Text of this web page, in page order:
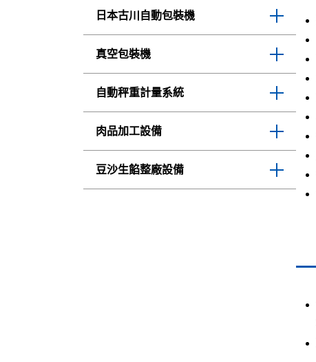
VP-M7 高溫液體&黏稠液體自動充填封
口包裝機
口包裝機
VP-M10 高溫液體&黏稠液體自動充填
封口包裝機
VP-S6 高溫液體&黏稠液體自動充填封
口包裝機
VP-M5/VP-M5PE 直立式自動製袋-充填-
日本古川自動包裝機
FF-220NIII 日本古川自動取袋-充填-封
口包裝機
包裝機
FF-160WN 日本古川自動取袋-充填-封
口包裝機
FVF-275 日本古川自動取袋-充填-真空
包裝機
真空包裝機
TOP-400 單槽真空包裝機(輕巧落地型)
TOP-820/TOP-880 單槽式真空包裝機
TOP-2820/TOP-2880 雙槽雙蓋式真空包
自動秤重計量系統
TOP-8-230-14W 自動計量-充填-封口包
裝機 (14秤式)
機
AWS1000/AWS3000 自動秤重計量系統
肉品加工設備
VEMAG HP10L 連續式真空充填機
豆沙生餡整廠設備